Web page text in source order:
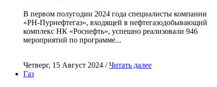
В первом полугодии 2024 года специалисты компании
«РН-Пурнефтегаз», входящей в нефтегазодобывающий
комплекс НК «Роснефть», успешно реализовали 946
мероприятий по программе...
Четверг, 15 Август 2024 /Читать далее
Газ